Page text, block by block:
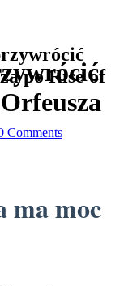
po Rise of
Comments
ma moc